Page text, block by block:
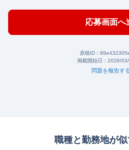
応募画面へ
原稿ID：
掲載開始日： 2026/03/
問題を報告す
職種と勤務地が